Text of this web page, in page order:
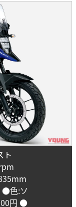
ト
●色:ソ
円 ●